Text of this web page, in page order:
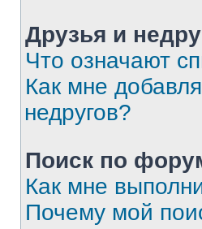
Друзья и
Что означают
Как мне
недругов?
Поиск по
Как мне
Почему мой